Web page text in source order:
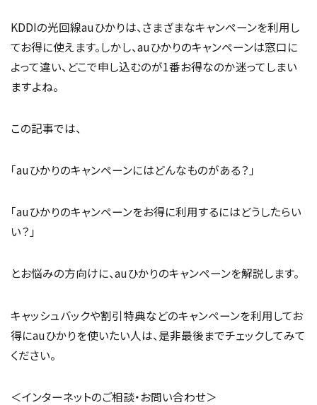
KDDIの光回線auひかりは、さまざまなキャンペーンを利用し
てお得に使えます。しかし、auひかりのキャンペーンは窓口に
よって違い、どこで申し込むのが1番お得なのか迷ってしまい
ますよね。
この記事では、
「auひかりのキャンペーンにはどんなものがある？」
「auひかりのキャンペーンをお得に利用するにはどうしたらい
い？」
とお悩みの方向けに、auひかりのキャンペーンを解説します。
キャッシュバックや割引特典などのキャンペーンを利用してお
得にauひかりを使いたい人は、是非最後までチェックしてみて
ください。
＜インターネットのご相談・お問い合わせ＞